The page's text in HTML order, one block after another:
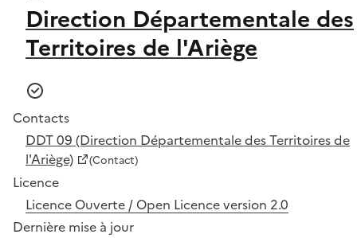
Direction Départementale des
Territoires de l'Ariège
Contacts
DDT 09 (Direction Départementale des Territoires de
l'Ariège)
(Contact)
Licence
Licence Ouverte / Open Licence version 2.0
Dernière mise à jour